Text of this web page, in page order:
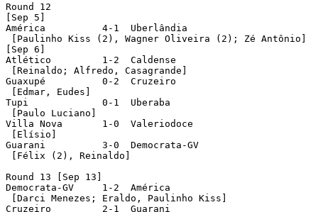
Round 12
[Sep 5]
América		 4-1  Uberlândia
[Paulinho Kiss (2), Wagner Oliveira (2); Zé Antônio]
[Sep 6]
Atlético	 1-2  Caldense
[Reinaldo; Alfredo, Casagrande]
Guaxupé		 0-2  Cruzeiro
[Edmar, Eudes]
Tupi 	 	 0-1  Uberaba
[Paulo Luciano]
Villa Nova	 1-0  Valeriodoce
[Elísio]
Guarani		 3-0  Democrata-GV
[Félix (2), Reinaldo]
Round 13 [Sep 13]
Democrata-GV	 1-2  América
[Darci Menezes; Eraldo, Paulinho Kiss]
Cruzeiro	 2-1  Guarani